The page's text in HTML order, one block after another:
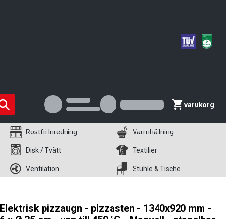
varukorg
Rostfri Inredning Varmhållning
Disk / Tvätt Textilier
Ventilation Stühle & Tische
Elektrisk pizzaugn - pizzasten - 1340x920 mm -